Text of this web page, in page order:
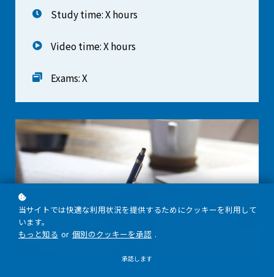
Study time: X hours
Video time: X hours
Exams: X
当サイトでは快適な利用状況を提供するためにクッキーを利用して
います。
もっと知る or 個別のクッキーを承認 .
承認します